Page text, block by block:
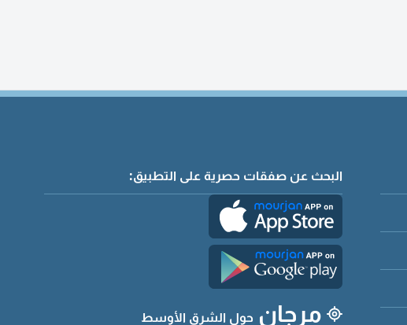
البحث عن صفقات حصرية على التطبيق:
مرجان حول الشرق الأوسط